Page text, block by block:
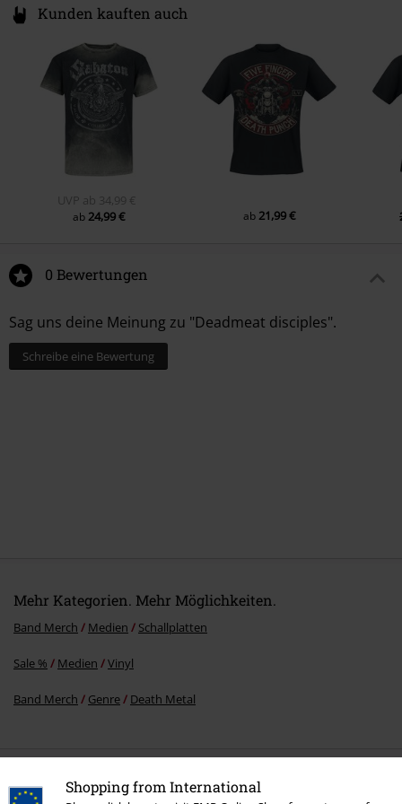
Shopping from International
Kunden kauften auch
UVP ab 34,99 €
ab 24,99 € ab 21,99 €
0 Bewertungen
Sag uns deine Meinung zu "Deadmeat disciples".
Schreibe eine Bewertung
Mehr Kategorien. Mehr Möglichkeiten.
Band Merch Medien Schallplatten
Sale % Medien Vinyl
Band Merch Genre Death Metal
E-Mail Newsletter